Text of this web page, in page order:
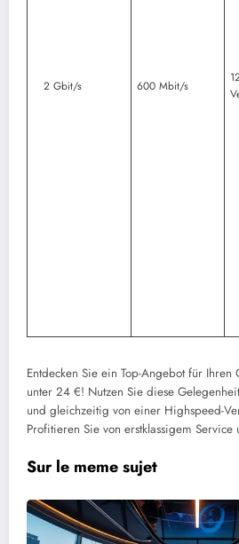
2 Gbit/s 600 Mbit/s
Entdecken Sie ein Top-Angebot für Ihren
unter 24 €! Nutzen Sie diese
und gleichzeitig von einer Highspeed-
Profitieren Sie von erstklassigem Service
Sur le meme sujet